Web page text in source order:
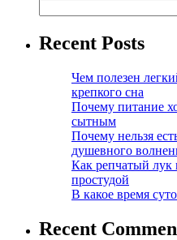
Recent Posts
Чем полезен
крепкого сна
Почему питание
сытным
Почему нельзя
душевного
Как репчатый лук
простудой
В какое время
Recent